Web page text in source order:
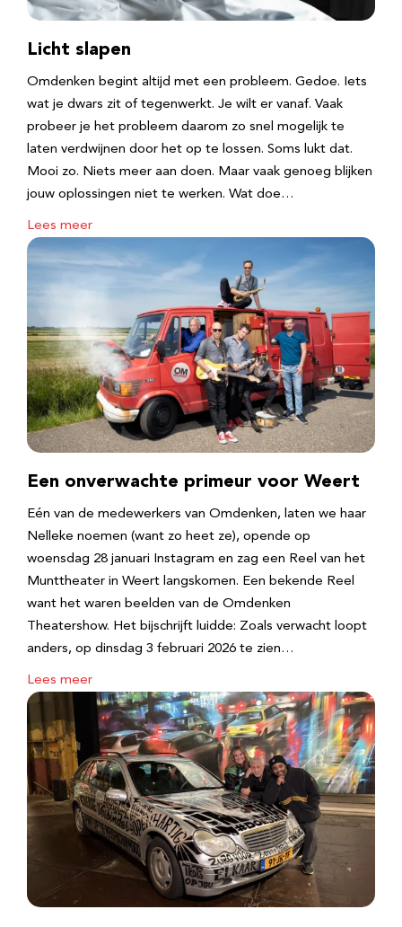
Licht slapen
Omdenken begint altijd met een probleem. Gedoe. Iets
wat je dwars zit of tegenwerkt. Je wilt er vanaf. Vaak
probeer je het probleem daarom zo snel mogelijk te
laten verdwijnen door het op te lossen. Soms lukt dat.
Mooi zo. Niets meer aan doen. Maar vaak genoeg blijken
jouw oplossingen niet te werken. Wat doe…
Lees meer
Een onverwachte primeur voor Weert
Eén van de medewerkers van Omdenken, laten we haar
Nelleke noemen (want zo heet ze), opende op
woensdag 28 januari Instagram en zag een Reel van het
Munttheater in Weert langskomen. Een bekende Reel
want het waren beelden van de Omdenken
Theatershow. Het bijschrijft luidde: Zoals verwacht loopt
anders, op dinsdag 3 februari 2026 te zien…
Lees meer